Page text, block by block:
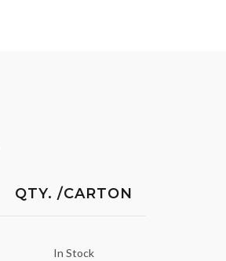
QTY. /CARTON
In Stock